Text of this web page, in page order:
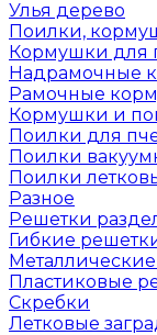
Улья дерево
Поилки,
Кормушки для
Надрамочные
Рамочные
Кормушки и
Поилки для
Поилки
Поилки
Разное
Решетки
Гибкие
Пластиковые
Скребки
Летковые